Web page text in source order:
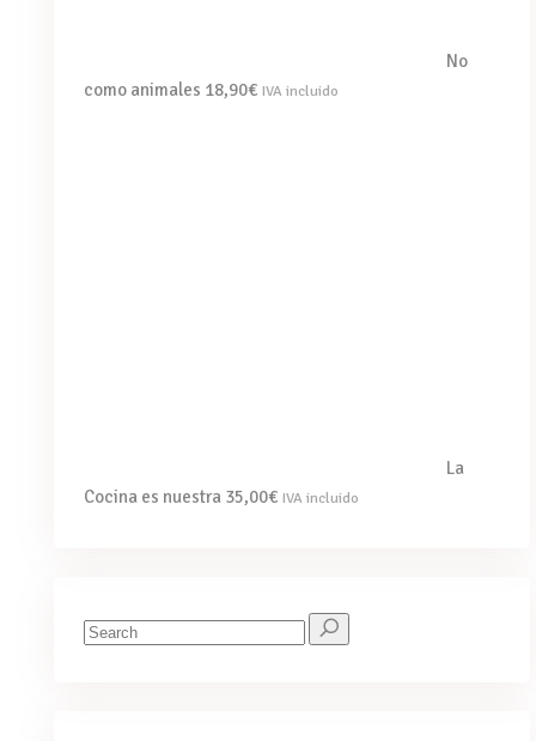
No
como animales 18,90€ IVA incluido
La
Cocina es nuestra 35,00€ IVA incluido
Search